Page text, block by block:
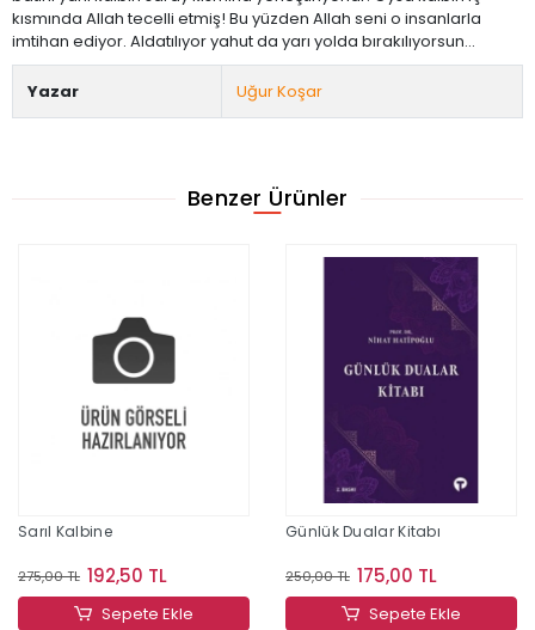
kısmında Allah tecelli etmiş! Bu yüzden Allah seni o insanlarla
imtihan ediyor. Aldatılıyor yahut da yarı yolda bırakılıyorsun...
Yazar Uğur Koşar
Benzer Ürünler
Sarıl Kalbine
275,00 TL 192,50 TL
Sepete Ekle
Günlük Dualar Kitabı
250,00 TL 175,00 TL
Sepete Ekle